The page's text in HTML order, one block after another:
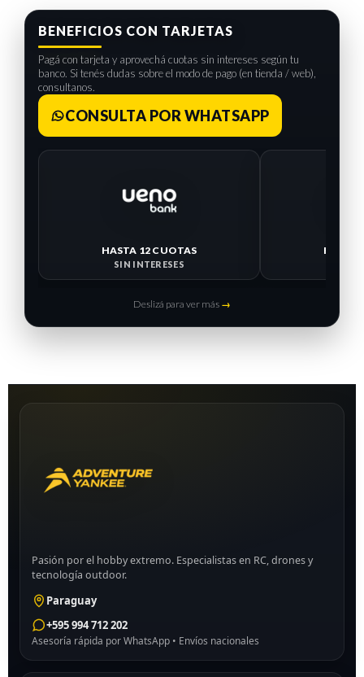
BENEFICIOS CON TARJETAS
Pagá con tarjeta y aprovechá cuotas sin intereses según tu
banco. Si tenés dudas sobre el modo de pago (en tienda / web),
consultanos.
CONSULTA POR WHATSAPP
HASTA 12 CUOTAS
SIN INTERESES
HASTA
Deslizá para ver más →
Pasión por el hobby extremo. Especialistas en RC, drones y
tecnología outdoor.
Paraguay
+595 994 712 202
Asesoría rápida por WhatsApp • Envíos nacionales